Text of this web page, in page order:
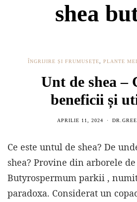
shea
ÎNGRIJIRE ȘI FRUMUSEȚE PLANTE
Unt de shea –
beneficii și
APRILIE 11, 2024
Ce este untul de shea? De
shea? Provine din arborele de
Butyrospermum parkii ,
paradoxa. Considerat un